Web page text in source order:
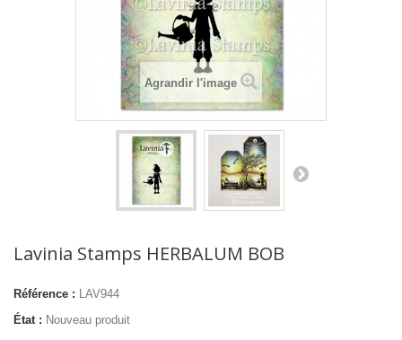
Agrandir l'image
Lavinia Stamps HERBALUM BOB
Référence : LAV944
État : Nouveau produit